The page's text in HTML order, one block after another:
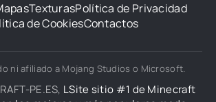
TexturasPolítica de Privacidad
de CookiesContactos
ni afiliado a Mojang Studios o Microsoft.
PE.ES, LSite sitio #1 de Minecraft